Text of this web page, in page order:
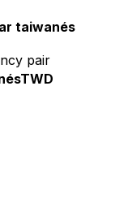
taiwanés
pair
TWD